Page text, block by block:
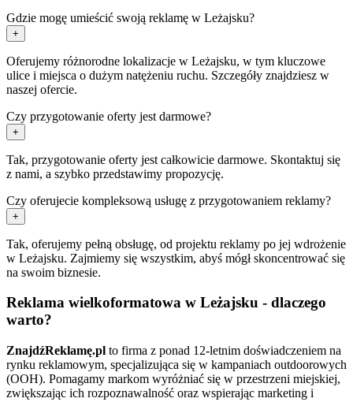
Gdzie mogę umieścić swoją reklamę w Leżajsku?
+
Oferujemy różnorodne lokalizacje w Leżajsku, w tym kluczowe
ulice i miejsca o dużym natężeniu ruchu. Szczegóły znajdziesz w
naszej ofercie.
Czy przygotowanie oferty jest darmowe?
+
Tak, przygotowanie oferty jest całkowicie darmowe. Skontaktuj się
z nami, a szybko przedstawimy propozycję.
Czy oferujecie kompleksową usługę z przygotowaniem reklamy?
+
Tak, oferujemy pełną obsługę, od projektu reklamy po jej wdrożenie
w Leżajsku. Zajmiemy się wszystkim, abyś mógł skoncentrować się
na swoim biznesie.
Reklama wielkoformatowa w Leżajsku - dlaczego
warto?
ZnajdźReklamę.pl to firma z ponad 12-letnim doświadczeniem na
rynku reklamowym, specjalizująca się w kampaniach outdoorowych
(OOH). Pomagamy markom wyróżniać się w przestrzeni miejskiej,
zwiększając ich rozpoznawalność oraz wspierając marketing i